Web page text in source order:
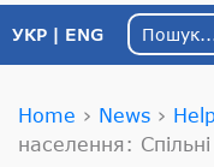
УКР ENG
Home › News ›
населення: